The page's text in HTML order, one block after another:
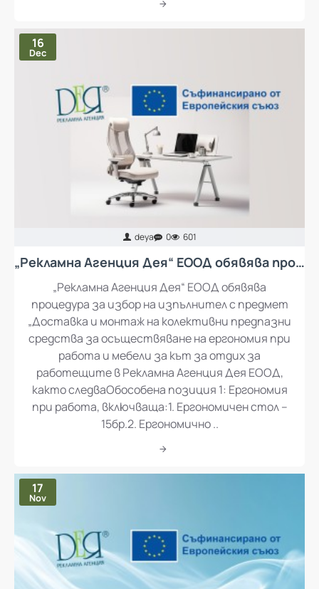
16
Dec
„Рекламна Агенция Дея“ ЕООД обявява
процедура за избор на изпълнител с предмет
„Доставка и монтаж на колективни предпазни
средства за осъществяване на ергономия при
работа и мебели за кът за отдих за
работещите в Рекламна Агенция Дея ЕООД,
както следваОбособена позиция 1: Ергономия
при работа, включваща:1. Ергономичен стол –
15бр.2. Ергономично ..
17
Nov